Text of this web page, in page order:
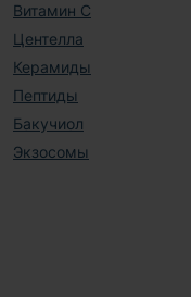
Витамин С
Центелла
Керамиды
Пептиды
Бакучиол
Экзосомы